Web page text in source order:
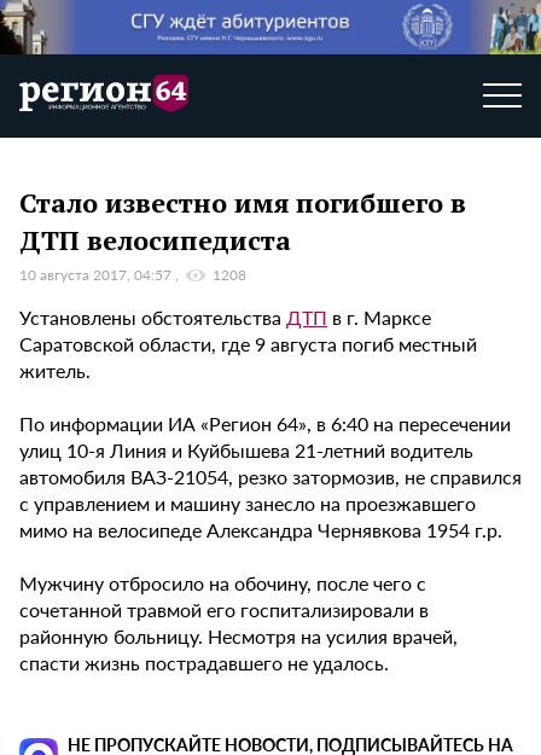
Стало известно имя погибшего в
ДТП велосипедиста
10 августа 2017, 04:57 1208
Установлены обстоятельства ДТП в г. Марксе
Саратовской области, где 9 августа погиб местный
житель.
По информации ИА «Регион 64», в 6:40 на пересечении
улиц 10-я Линия и Куйбышева 21-летний водитель
автомобиля ВАЗ-21054, резко затормозив, не справился
с управлением и машину занесло на проезжавшего
мимо на велосипеде Александра Чернявкова 1954 г.р.
Мужчину отбросило на обочину, после чего с
сочетанной травмой его госпитализировали в
районную больницу. Несмотря на усилия врачей,
спасти жизнь пострадавшего не удалось.
НЕ ПРОПУСКАЙТЕ НОВОСТИ, ПОДПИСЫВАЙТЕСЬ НА